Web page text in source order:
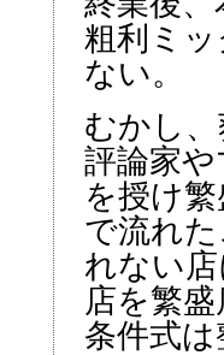
粗利ミ
ない。
むかし
評論家
を授け
で流れ
れない
店を繁
条件式